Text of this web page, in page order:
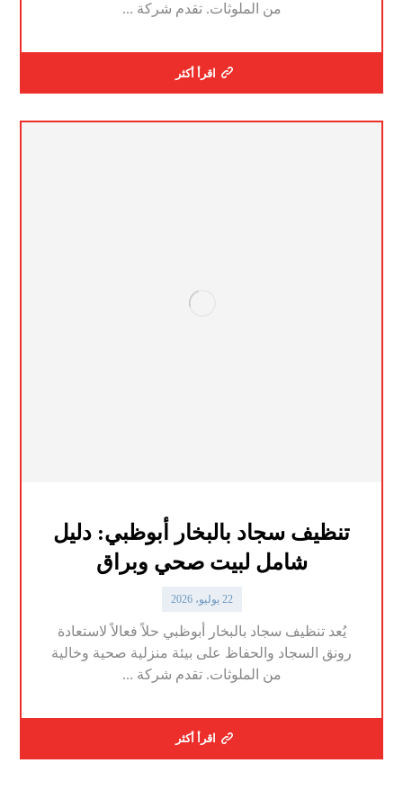
من الملوثات. تقدم شركة ...
اقرأ أكثر
تنظيف سجاد بالبخار أبوظبي: دليل
شامل لبيت صحي وبراق
22 يوليو، 2026
يُعد تنظيف سجاد بالبخار أبوظبي حلاً فعالاً لاستعادة
رونق السجاد والحفاظ على بيئة منزلية صحية وخالية
من الملوثات. تقدم شركة ...
اقرأ أكثر